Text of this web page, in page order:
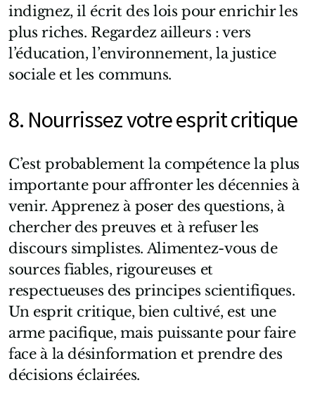
indignez, il écrit des lois pour enrichir les
plus riches. Regardez ailleurs : vers
l’éducation, l’environnement, la justice
sociale et les communs.
8. Nourrissez votre esprit critique
C’est probablement la compétence la plus
importante pour affronter les décennies à
venir. Apprenez à poser des questions, à
chercher des preuves et à refuser les
discours simplistes. Alimentez-vous de
sources fiables, rigoureuses et
respectueuses des principes scientifiques.
Un esprit critique, bien cultivé, est une
arme pacifique, mais puissante pour faire
face à la désinformation et prendre des
décisions éclairées.